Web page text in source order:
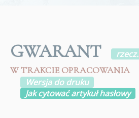
GWARANT rzecz.
W TRAKCIE OPRACOWANIA
Wersja do druku
Jak cytować artykuł hasłowy